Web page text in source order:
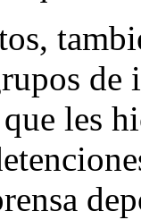
de
les